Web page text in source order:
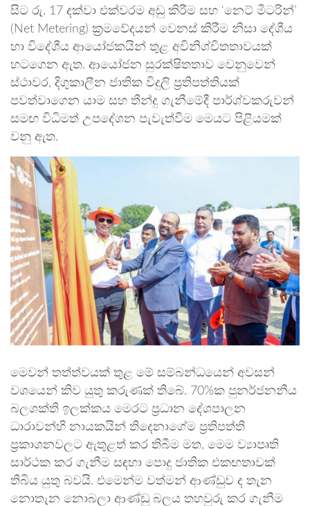
සිට රු. 17 දක්වා එක්වරම අඩු කිරීම සහ ‘නෙට් මීටරින්’
(Net Metering) ක්‍රමවේදයන් වෙනස් කිරීම නිසා දේශීය
හා විදේශීය ආයෝජකයින් තුළ අවිනිශ්චිතතාවයක්
හටගෙන ඇත. ආයෝජන සුරක්ෂිතතාව වෙනුවෙන්
ස්ථාවර, දිගුකාලීන ජාතික විදුලි ප්‍රතිපත්තියක්
පවත්වාගෙන යාම සහ තීන්දු ගැනීමේදී පාර්ශ්වකරුවන්
සමඟ විධිමත් උපදේශන පැවැත්වීම මෙයට පිළියමක්
වනු ඇත.
මෙවන් තත්ත්වයක් තුළ මේ සම්බන්ධයෙන් අවසන්
වශයෙන් කිව යුතු කරුණක් තිබේ. 70%ක පුනර්ජනනීය
බලශක්ති ඉලක්කය මෙරට ප්‍රධාන දේශපාලන
ධාරාවන්හි නායකයින් තිදෙනාගේම ප්‍රතිපත්ති
ප්‍රකාශනවලට ඇතුළත් කර තිබීම මත, මෙම ව්‍යාපෘති
සාර්ථක කර ගැනීම සඳහා පොදු ජාතික එකඟතාවක්
තිබිය යුතු බවයි. එමෙන්ම වත්මන් ආණ්ඩුව ද තැන
නොතැන නොබලා ආණ්ඩු බලය තහවුරු කර ගැනීම